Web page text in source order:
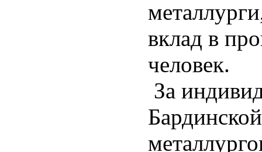
вклад в
человек.
За